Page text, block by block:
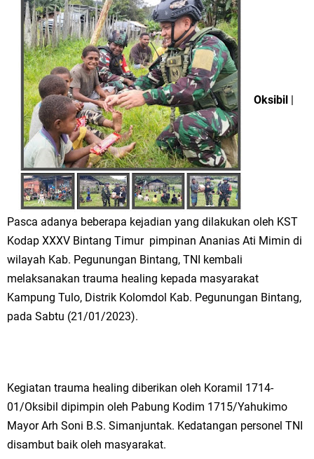
Oksibil |
Pasca adanya beberapa kejadian yang dilakukan oleh KST
Kodap XXXV Bintang Timur pimpinan Ananias Ati Mimin di
wilayah Kab. Pegunungan Bintang, TNI kembali
melaksanakan trauma healing kepada masyarakat
Kampung Tulo, Distrik Kolomdol Kab. Pegunungan Bintang,
pada Sabtu (21/01/2023).
Kegiatan trauma healing diberikan oleh Koramil 1714-
01/Oksibil dipimpin oleh Pabung Kodim 1715/Yahukimo
Mayor Arh Soni B.S. Simanjuntak. Kedatangan personel TNI
disambut baik oleh masyarakat.